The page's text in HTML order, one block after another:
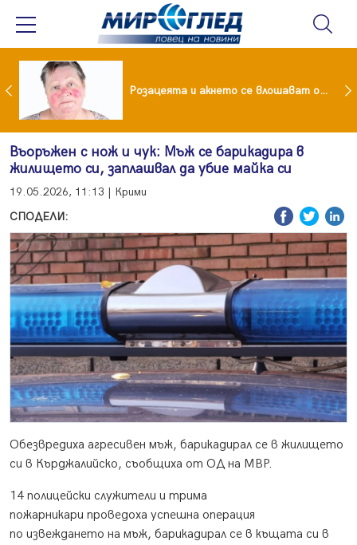
Симона Пейчева отиде на море след убийството на Владо Загатото, скарала се с него за пари Розацеята и акнето се влошават от слънцето
Въоръжен с нож и чук: Мъж се барикадира в
жилището си, заплашвал да убие майка си
19.05.2026, 11:13 | Крими
СПОДЕЛИ:
Обезвредиха агресивен мъж, барикадирал се в жилището
си в Кърджалийско, съобщиха от ОД на МВР.
14 полицейски служители и трима
пожарникари проведоха успешна операция
по извеждането на мъж, барикадирал се в къщата си в